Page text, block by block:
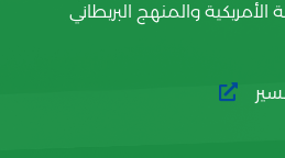
والمنهج البريطاني